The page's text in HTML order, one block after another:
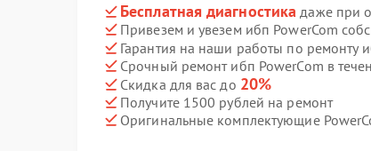
Бесплатная диагностика даже при
Привезем и увезем ибп PowerCom
Гарантия на наши работы по ремонту
Срочный ремонт ибп PowerCom в
Скидка для вас до 20%
Получите 1500 рублей на ремонт
Оригинальные комплектующие